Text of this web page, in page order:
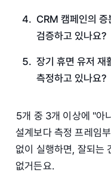
CRM 캠페인의 증
검증하고 있나요?
장기 휴면 유저 재
측정하고 있나요?
5개 중 3개 이상에 "아
설계보다 측정 프레임
없이 실행하면, 잘되는
없거든요.